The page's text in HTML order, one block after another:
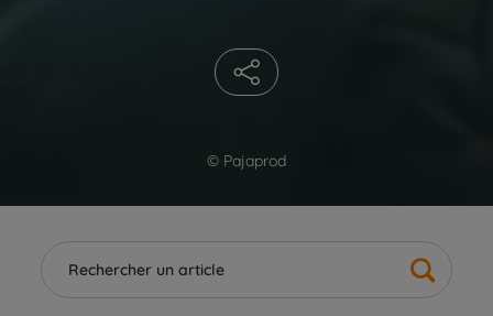
© Pajaprod